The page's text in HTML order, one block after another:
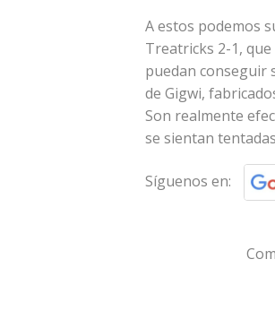
A estos podemos
Treatricks 2-1,
puedan conseguir
de Gigwi,
Son realmente
se sientan
Síguenos en: